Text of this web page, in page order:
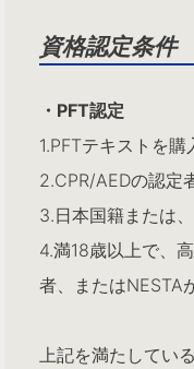
資格認定条件
・PFT認定
1.PFTテキストを購
2.CPR/AEDの認定
3.日本国籍または
4.満18歳以上で、
者、またはNESTA
上記を満たしてい